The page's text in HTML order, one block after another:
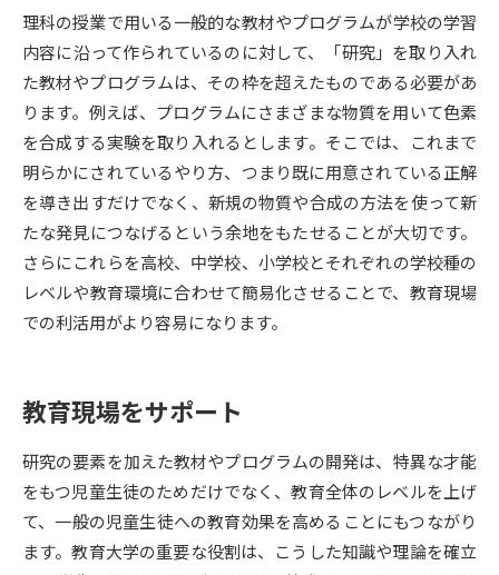
（高3生用）
（高2生用）
SELFBRAND特集ページ
オープンキャンパスなどを調べる
オープンキャンパス検索 実施プログラムから探す
来場型・Web型イベント特集 夢ナビライブ
志望校・出願校を調べる
併願校選び 受験スケジュールを立てよう
先輩が入学を決めた理由 テレメール全国一斉進学調査
理科の授業で用いる一般的な教材やプログラムが学校の学習
内容に沿って作られているのに対して、「研究」を取り入れ
た教材やプログラムは、その枠を超えたものである必要があ
ります。例えば、プログラムにさまざまな物質を用いて色素
を合成する実験を取り入れるとします。そこでは、これまで
明らかにされているやり方、つまり既に用意されている正解
を導き出すだけでなく、新規の物質や合成の方法を使って新
たな発見につなげるという余地をもたせることが大切です。
さらにこれらを高校、中学校、小学校とそれぞれの学校種の
レベルや教育環境に合わせて簡易化させることで、教育現場
での利活用がより容易になります。
教育現場をサポート
研究の要素を加えた教材やプログラムの開発は、特異な才能
をもつ児童生徒のためだけでなく、教育全体のレベルを上げ
て、一般の児童生徒への教育効果を高めることにもつながり
ます。教育大学の重要な役割は、こうした知識や理論を確立